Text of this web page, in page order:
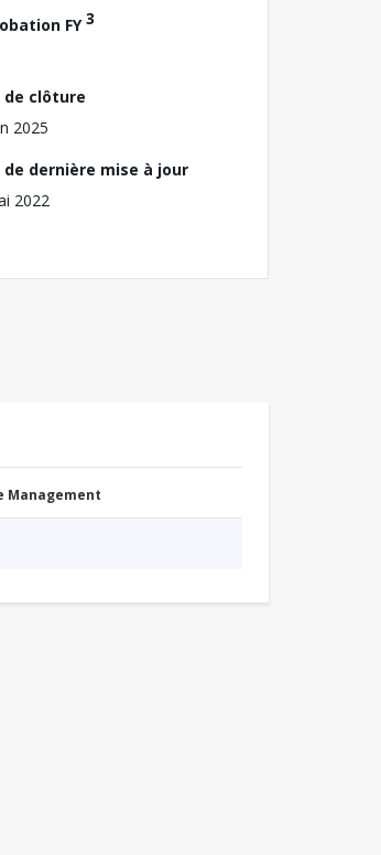
FY3
de clôture
2025
de dernière mise à jour
2022
Management